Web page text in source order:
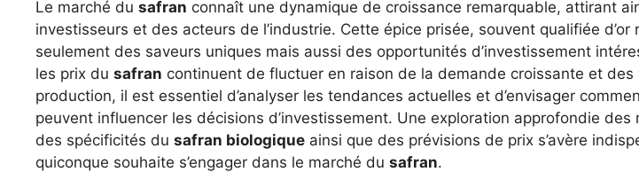
Le marché du safran connaît une dynamique de croissance remarquable, attirant
investisseurs et des acteurs de l’industrie. Cette épice prisée, souvent qualifiée d’or
seulement des saveurs uniques mais aussi des opportunités d’investissement
les prix du safran continuent de fluctuer en raison de la demande croissante et des
production, il est essentiel d’analyser les tendances actuelles et d’envisager
peuvent influencer les décisions d’investissement. Une exploration approfondie des
des spécificités du safran biologique ainsi que des prévisions de prix s’avère
quiconque souhaite s’engager dans le marché du safran.